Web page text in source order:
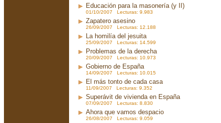
Educación para la masonería (y II)
01/10/2007 Lecturas: 9.983
Zapatero asesino
26/09/2007 Lecturas: 12.188
La homilía del jesuita
25/09/2007 Lecturas: 14.599
Problemas de la derecha
20/09/2007 Lecturas: 10.973
Gobierno de España
14/09/2007 Lecturas: 10.015
El más tonto de cada casa
11/09/2007 Lecturas: 9.352
Superávit de vivienda en España
07/09/2007 Lecturas: 8.830
Ahora que vamos despacio
26/08/2007 Lecturas: 9.059